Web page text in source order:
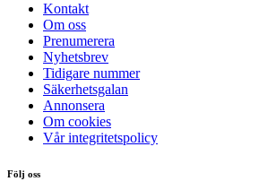
Kontakt
Om oss
Prenumerera
Nyhetsbrev
Tidigare nummer
Säkerhetsgalan
Annonsera
Om cookies
Vår integritetspolicy
Följ oss